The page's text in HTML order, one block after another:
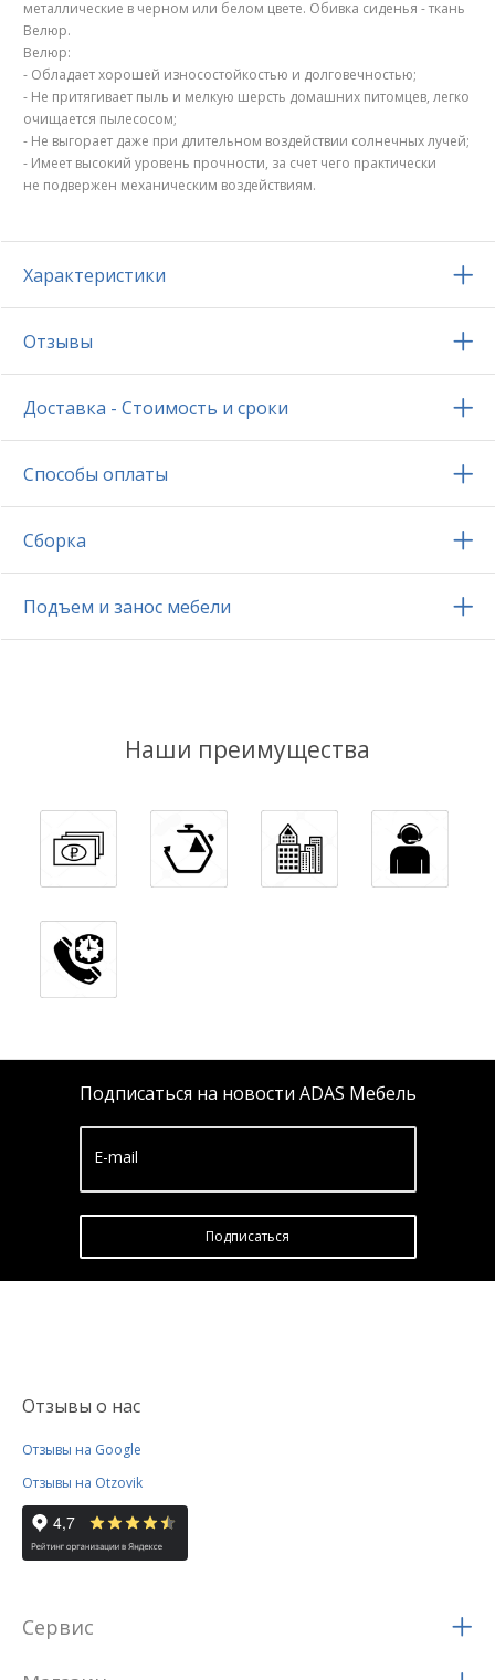
металлические в черном или белом цвете. Обивка сиденья - ткань
Велюр.
Велюр:
- Обладает хорошей износостойкостью и долговечностью;
- Не притягивает пыль и мелкую шерсть домашних питомцев, легко
очищается пылесосом;
- Не выгорает даже при длительном воздействии солнечных лучей;
- Имеет высокий уровень прочности, за счет чего практически
не подвержен механическим воздействиям.
Характеристики
Отзывы
Доставка - Стоимость и сроки
Способы оплаты
Сборка
Подъем и занос мебели
Наши преимущества
Подписаться на новости ADAS Мебель
E-mail
Подписатьcя
Отзывы о нас
Отзывы на Google
Отзывы на Otzovik
Сервис